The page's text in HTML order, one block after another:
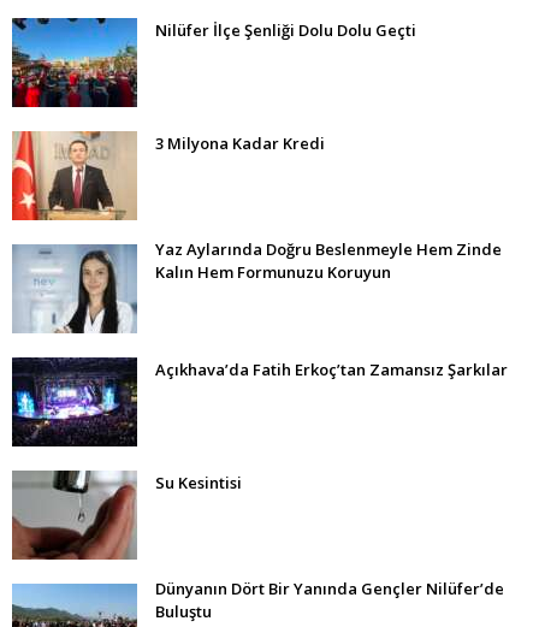
Nilüfer İlçe Şenliği Dolu Dolu Geçti
3 Milyona Kadar Kredi
Yaz Aylarında Doğru Beslenmeyle Hem Zinde
Kalın Hem Formunuzu Koruyun
Açıkhava’da Fatih Erkoç’tan Zamansız Şarkılar
Su Kesintisi
Dünyanın Dört Bir Yanında Gençler Nilüfer’de
Buluştu